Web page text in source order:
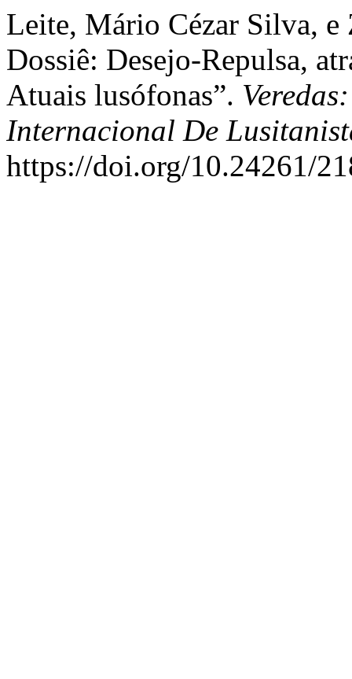
Leite, Mário Cézar Silva, e
Dossiê: Desejo-Repulsa,
Atuais lusófonas”.
Internacional De
https://doi.org/10.24261/